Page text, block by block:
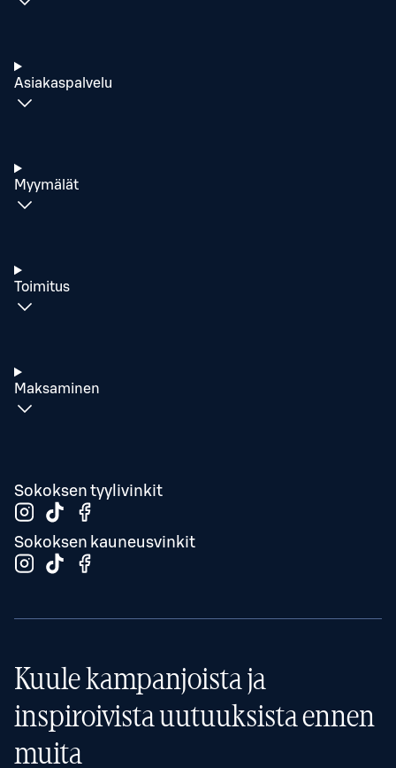
Asiakaspalvelu
Myymälät
Toimitus
Maksaminen
Sokoksen tyylivinkit
Sokoksen kauneusvinkit
Kuule kampanjoista ja
inspiroivista uutuuksista ennen
muita